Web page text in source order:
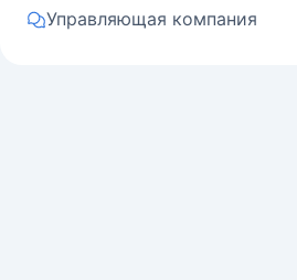
Управляющая компания